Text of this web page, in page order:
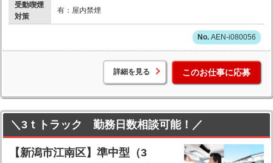
受動喫煙
対策
有：屋内禁煙
AEN-i080056
詳細を見る このお仕事に応募
＼3ｔトラック 勤務日数相談可能！／
【新潟市江南区】準中型（3